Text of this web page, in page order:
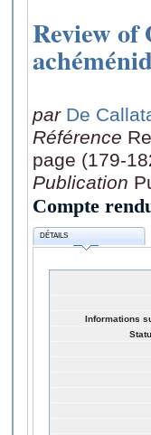
Review of
par De
Référence
page (179-
Publication
Compte
DÉTAILS
Informations